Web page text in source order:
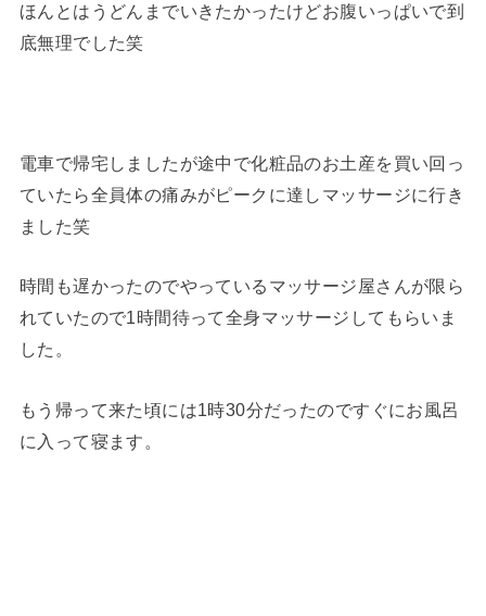
ほんとはうどんまでいきたかったけどお腹いっぱいで到
底無理でした笑
電車で帰宅しましたが途中で化粧品のお土産を買い回っ
ていたら全員体の痛みがピークに達しマッサージに行き
ました笑
時間も遅かったのでやっているマッサージ屋さんが限ら
れていたので1時間待って全身マッサージしてもらいま
した。
もう帰って来た頃には1時30分だったのですぐにお風呂
に入って寝ます。